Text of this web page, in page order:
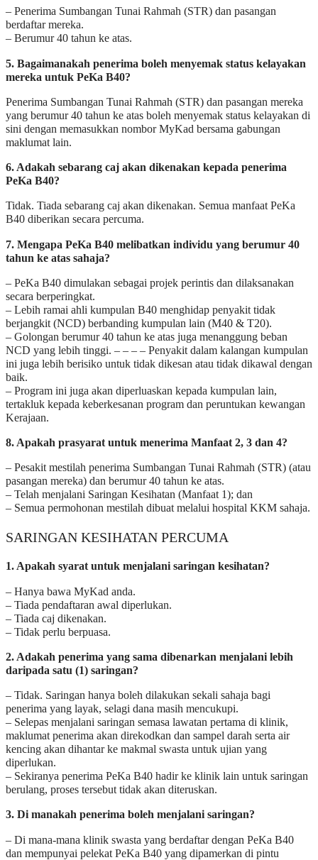
– Penerima Sumbangan Tunai Rahmah (STR) dan pasangan
berdaftar mereka.
– Berumur 40 tahun ke atas.
5. Bagaimanakah penerima boleh menyemak status kelayakan
mereka untuk PeKa B40?
Penerima Sumbangan Tunai Rahmah (STR) dan pasangan mereka
yang berumur 40 tahun ke atas boleh menyemak status kelayakan di
sini dengan memasukkan nombor MyKad bersama gabungan
maklumat lain.
6. Adakah sebarang caj akan dikenakan kepada penerima
PeKa B40?
Tidak. Tiada sebarang caj akan dikenakan. Semua manfaat PeKa
B40 diberikan secara percuma.
7. Mengapa PeKa B40 melibatkan individu yang berumur 40
tahun ke atas sahaja?
– PeKa B40 dimulakan sebagai projek perintis dan dilaksanakan
secara berperingkat.
– Lebih ramai ahli kumpulan B40 menghidap penyakit tidak
berjangkit (NCD) berbanding kumpulan lain (M40 & T20).
– Golongan berumur 40 tahun ke atas juga menanggung beban
NCD yang lebih tinggi. – – – – Penyakit dalam kalangan kumpulan
ini juga lebih berisiko untuk tidak dikesan atau tidak dikawal dengan
baik.
– Program ini juga akan diperluaskan kepada kumpulan lain,
tertakluk kepada keberkesanan program dan peruntukan kewangan
Kerajaan.
8. Apakah prasyarat untuk menerima Manfaat 2, 3 dan 4?
– Pesakit mestilah penerima Sumbangan Tunai Rahmah (STR) (atau
pasangan mereka) dan berumur 40 tahun ke atas.
– Telah menjalani Saringan Kesihatan (Manfaat 1); dan
– Semua permohonan mestilah dibuat melalui hospital KKM sahaja.
SARINGAN KESIHATAN PERCUMA
1. Apakah syarat untuk menjalani saringan kesihatan?
– Hanya bawa MyKad anda.
– Tiada pendaftaran awal diperlukan.
– Tiada caj dikenakan.
– Tidak perlu berpuasa.
2. Adakah penerima yang sama dibenarkan menjalani lebih
daripada satu (1) saringan?
– Tidak. Saringan hanya boleh dilakukan sekali sahaja bagi
penerima yang layak, selagi dana masih mencukupi.
– Selepas menjalani saringan semasa lawatan pertama di klinik,
maklumat penerima akan direkodkan dan sampel darah serta air
kencing akan dihantar ke makmal swasta untuk ujian yang
diperlukan.
– Sekiranya penerima PeKa B40 hadir ke klinik lain untuk saringan
berulang, proses tersebut tidak akan diteruskan.
3. Di manakah penerima boleh menjalani saringan?
– Di mana-mana klinik swasta yang berdaftar dengan PeKa B40
dan mempunyai pelekat PeKa B40 yang dipamerkan di pintu